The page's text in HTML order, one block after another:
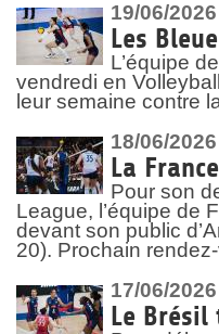
19/06/2026
Les
L’équipe
vendredi en
leur semaine contre
18/06/2026
La
Pour son
League, l’équipe de
devant son public
20). Prochain
17/06/2026
Le